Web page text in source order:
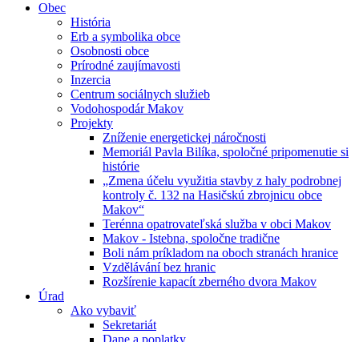
Obec
História
Erb a symbolika obce
Osobnosti obce
Prírodné zaujímavosti
Inzercia
Centrum sociálnych služieb
Vodohospodár Makov
Projekty
Zníženie energetickej náročnosti
Memoriál Pavla Bilíka, spoločné pripomenutie si
histórie
„Zmena účelu využitia stavby z haly podrobnej
kontroly č. 132 na Hasičskú zbrojnicu obce
Makov“
Terénna opatrovateľská služba v obci Makov
Makov - Istebna, spoločne tradične
Boli nám príkladom na oboch stranách hranice
Vzdělávání bez hranic
Rozšírenie kapacít zberného dvora Makov
Úrad
Ako vybaviť
Sekretariát
Dane a poplatky